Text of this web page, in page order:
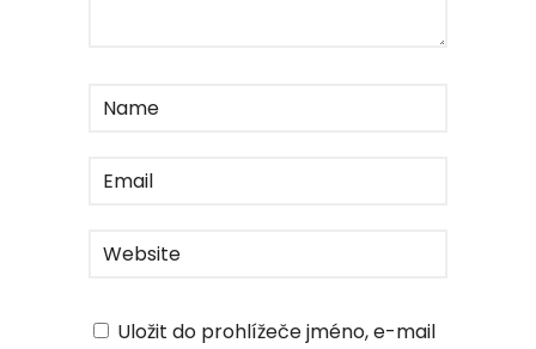
Uložit do prohlížeče jméno, e-mail